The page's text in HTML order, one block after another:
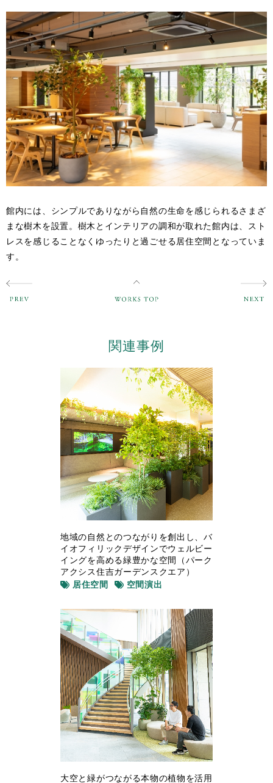
館内には、シンプルでありながら自然の生命を感じられるさまざ
まな樹木を設置。樹木とインテリアの調和が取れた館内は、スト
レスを感じることなくゆったりと過ごせる居住空間となっていま
す。
関連事例
地域の自然とのつながりを創出し、バ
イオフィリックデザインでウェルビー
イングを高める緑豊かな空間（パーク
アクシス住吉ガーデンスクエア）
居住空間
空間演出
大空と緑がつながる本物の植物を活用